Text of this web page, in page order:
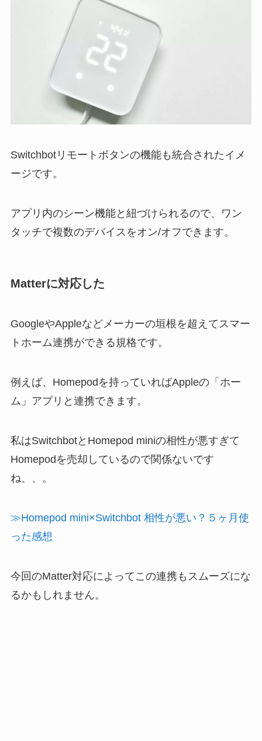
Switchbotリモートボタンの機能も統合されたイメ
ージです。
アプリ内のシーン機能と紐づけられるので、ワン
タッチで複数のデバイスをオン/オフできます。
Matterに対応した
GoogleやAppleなどメーカーの垣根を超えてスマー
トホーム連携ができる規格です。
例えば、Homepodを持っていればAppleの「ホー
ム」アプリと連携できます。
私はSwitchbotとHomepod miniの相性が悪すぎて
Homepodを売却しているので関係ないです
ね、、。
≫Homepod mini×Switchbot 相性が悪い？５ヶ月使
った感想
今回のMatter対応によってこの連携もスムーズにな
るかもしれません。